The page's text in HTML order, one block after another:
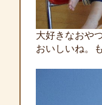
大好きなおや
おいしいね。